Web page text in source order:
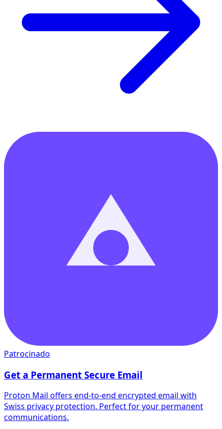
Patrocinado
Get a Permanent Secure Email
Proton Mail offers end-to-end encrypted email with
Swiss privacy protection. Perfect for your permanent
communications.